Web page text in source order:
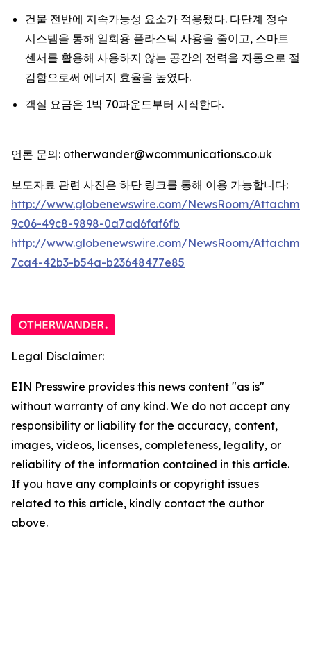
건물 전반에 지속가능성 요소가 적용됐다. 다단계 정수
시스템을 통해 일회용 플라스틱 사용을 줄이고, 스마트
센서를 활용해 사용하지 않는 공간의 전력을 자동으로 절
감함으로써 에너지 효율을 높였다.
객실 요금은 1박 70파운드부터 시작한다.
언론 문의: otherwander@wcommunications.co.uk
보도자료 관련 사진은 하단 링크를 통해 이용 가능합니다:
http://www.globenewswire.com/NewsRoom/
9c06-49c8-9898-0a7ad6faf6fb
http://www.globenewswire.com/NewsRoom/
7ca4-42b3-b54a-b23648477e85
Legal Disclaimer:
EIN Presswire provides this news content "as is"
without warranty of any kind. We do not accept any
responsibility or liability for the accuracy, content,
images, videos, licenses, completeness, legality, or
reliability of the information contained in this article.
If you have any complaints or copyright issues
related to this article, kindly contact the author
above.